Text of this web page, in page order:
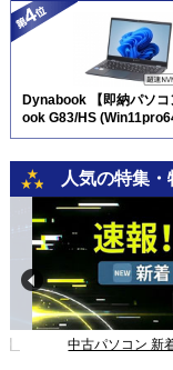
Dynabook 【即納パソ
ook G83/HS
人気の特集・
中古パソコン 新